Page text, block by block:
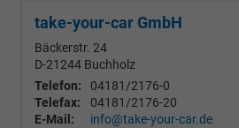
take-your-car GmbH
Bäckerstr. 24
D-21244 Buchholz
Telefon:
04181/2176-0
Telefax:
04181/2176-20
E-Mail:
info@take-your-car.de